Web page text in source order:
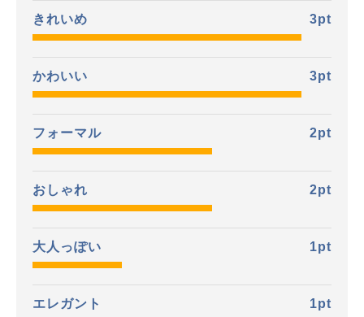
きれいめ 3pt
かわいい 3pt
フォーマル 2pt
おしゃれ 2pt
大人っぽい 1pt
エレガント 1pt